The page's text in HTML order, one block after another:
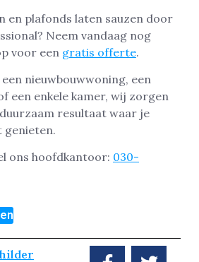
en plafonds laten sauzen door
Neem vandaag nog
voor een gratis offerte.
nieuwbouwwoning, een
een enkele kamer, wij zorgen
resultaat waar je
genieten.
ons hoofdkantoor: 030-